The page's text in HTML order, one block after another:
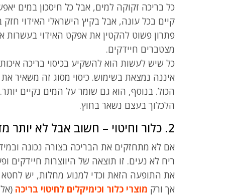
כל בריכה זקוקה למים, אבל כל חיסכון במים
קיים בכל עונה, אבל בקיץ הישראלי האידוי
פתרון פשוט להקטין את אפקט האידוי בעשרות
מצטברים חיידקים.
כל שיש לעשות הוא להשקיע בכיסוי בריכה
איננה נמצאת בשימוש. כיסוי מסוג זה משאיר
הכול. בנוסף, הוא גם שומר על המים נקיים
הלכלוך בעצם נשאר בחוץ.
2. כלור וחיטוי – חשוב אבל לא יותר מדי
אם לא מתחזקים את הבריכה בצורה נכונה
ריח לא נעים. זו תוצאה של היווצרות חיידקים
את התופעה הזאת וכדי למנוע מחלות, יש
אך ורק מוצרי כלור וכימיקלים לחיטוי בריכה